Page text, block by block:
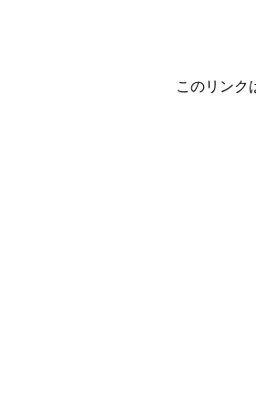
このリンク